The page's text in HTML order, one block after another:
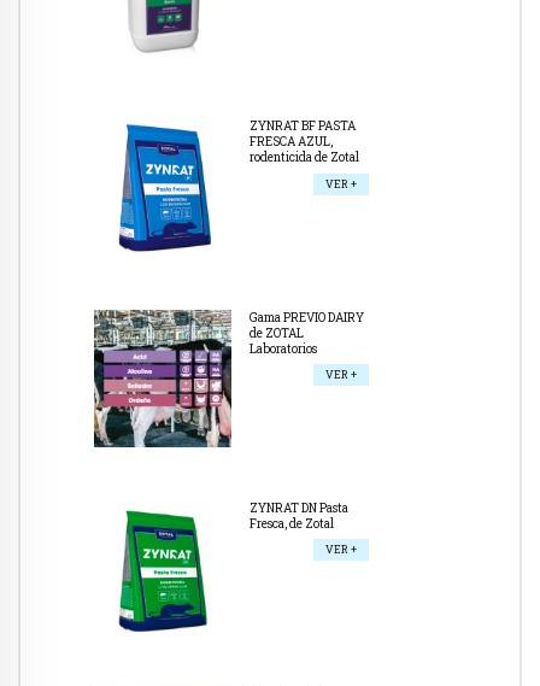
ZYNRAT BF PASTA
FRESCA AZUL,
rodenticida de Zotal
VER +
Gama PREVIO DAIRY
de ZOTAL
Laboratorios
VER +
ZYNRAT DN Pasta
Fresca, de Zotal
VER +